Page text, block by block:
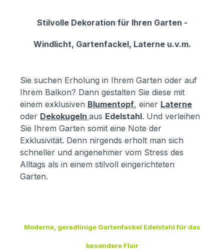
Stilvolle Dekoration für Ihren Garten -
Windlicht, Gartenfackel, Laterne u.v.m.
Sie suchen Erholung in Ihrem Garten oder auf
Ihrem Balkon? Dann gestalten Sie diese mit
einem exklusiven Blumentopf, einer Laterne
oder Dekokugeln aus Edelstahl. Und verleihen
Sie Ihrem Garten somit eine Note der
Exklusivität. Denn nirgends erholt man sich
schneller und angenehmer vom Stress des
Alltags als in einem stilvoll eingerichteten
Garten.
Moderne, geradlinige Gartenfackel Edelstahl für das
besondere Flair